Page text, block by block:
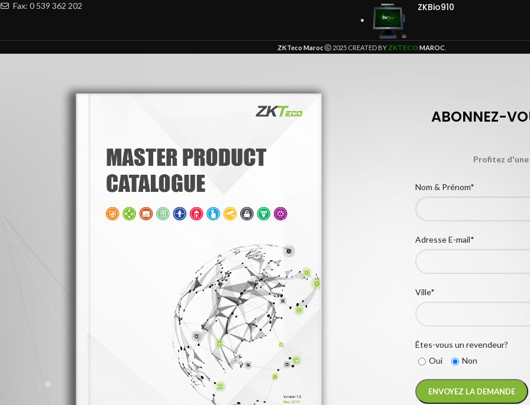
Fax: 0 539 362 202
ZKBio910
ZKTeco Maroc 2025 CREATED BYZKTECOMAROC.
ABONNEZ-
Profitez d'une
Nom & Prénom*
Adresse E-mail*
Ville*
Êtes-vous un revendeur?
Oui
Non